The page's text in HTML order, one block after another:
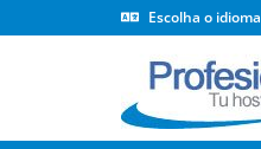
Escolha o idioma